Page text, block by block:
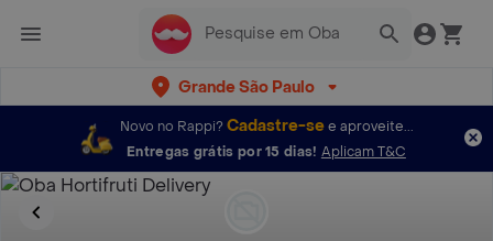
Grande São Paulo
Novo no Rappi? Cadastre-se e aproveite...
Entregas grátis por 15 dias! Aplicam T&C